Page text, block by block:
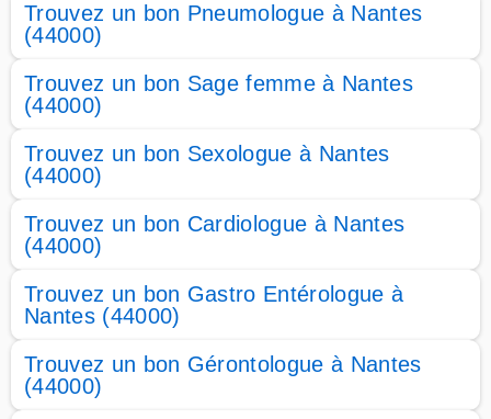
Trouvez un bon Pneumologue à Nantes
(44000)
Trouvez un bon Sage femme à Nantes
(44000)
Trouvez un bon Sexologue à Nantes
(44000)
Trouvez un bon Cardiologue à Nantes
(44000)
Trouvez un bon Gastro Entérologue à
Nantes (44000)
Trouvez un bon Gérontologue à Nantes
(44000)